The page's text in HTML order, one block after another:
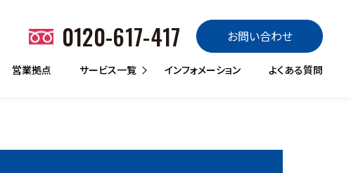
0120-617-417 お問い合わせ
営業拠点 サービス一覧 インフォメーション よくある質問